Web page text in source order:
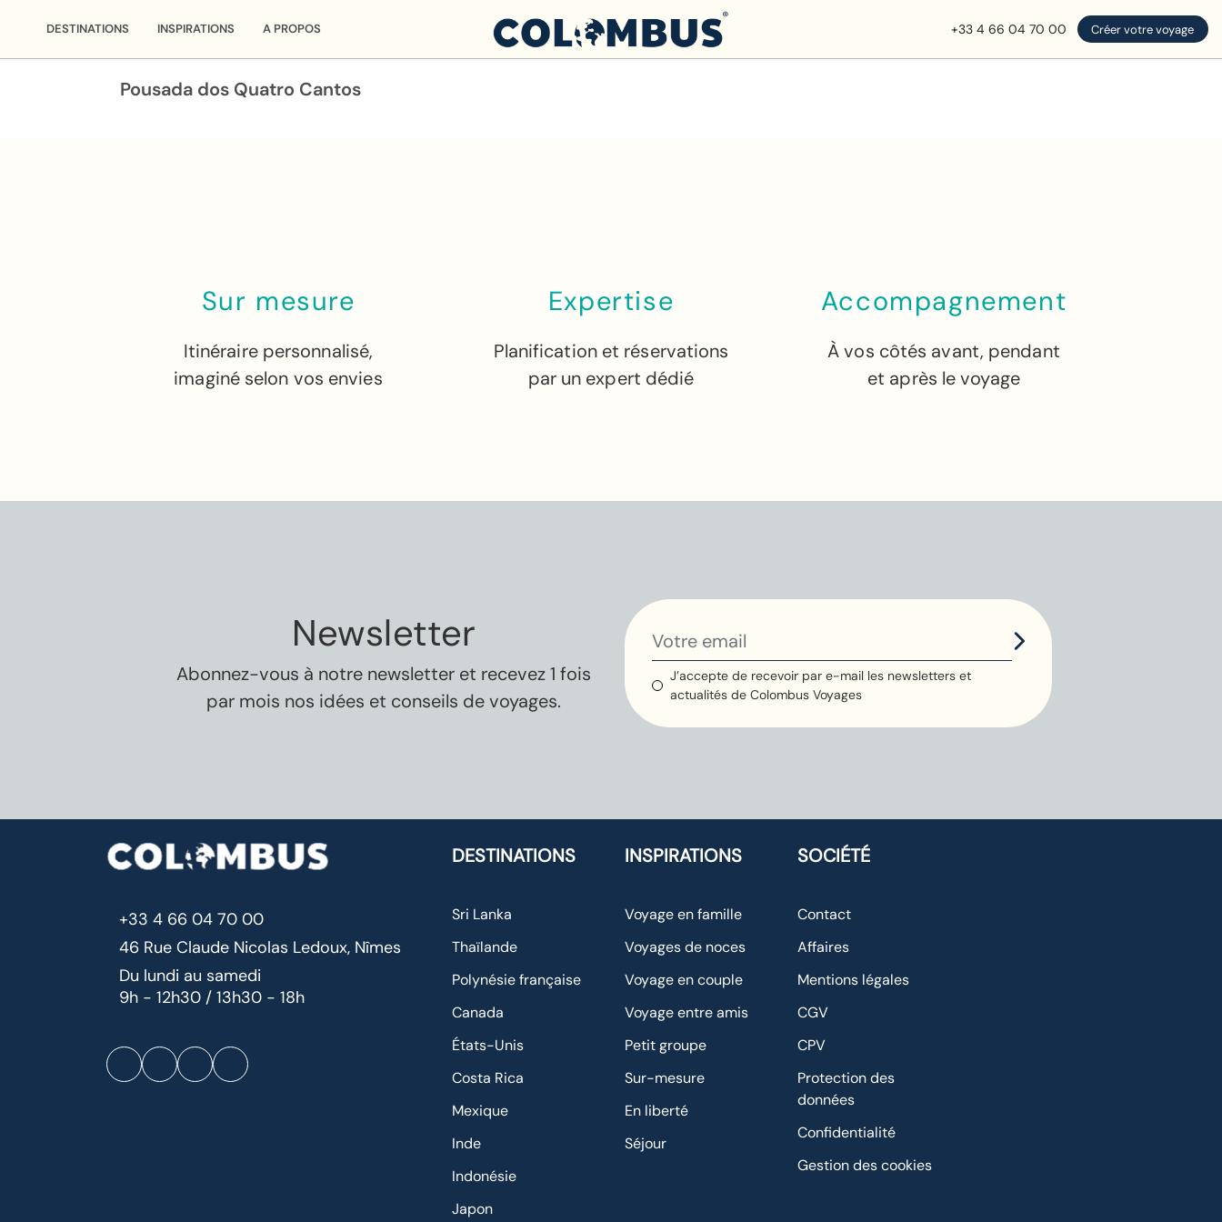
DESTINATIONS INSPIRATIONS A PROPOS +33 4 66 04 70 00 Créer votre voyage
Pousada dos Quatro Cantos
Sur mesure
Itinéraire personnalisé,
imaginé selon vos envies
Expertise
Planification et réservations
par un expert dédié
Accompagnement
À vos côtés avant, pendant
et après le voyage
Newsletter
Abonnez-vous à notre newsletter et recevez 1 fois
par mois nos idées et conseils de voyages.
J’accepte de recevoir par e-mail les newsletters et
actualités de Colombus Voyages
+33 4 66 04 70 00
46 Rue Claude Nicolas Ledoux, Nîmes
Du lundi au samedi
9h - 12h30 / 13h30 - 18h
DESTINATIONS
Sri Lanka
Thaïlande
Polynésie française
Canada
États-Unis
Costa Rica
Mexique
Inde
Indonésie
Japon
INSPIRATIONS
Voyage en famille
Voyages de noces
Voyage en couple
Voyage entre amis
Petit groupe
Sur-mesure
En liberté
Séjour
SOCIÉTÉ
Contact
Affaires
Mentions légales
CGV
CPV
Protection des
données
Confidentialité
Gestion des cookies